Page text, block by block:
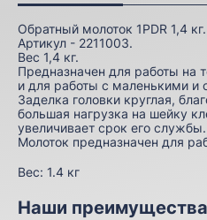
Обратный молоток 1PDR 1,4 кг.
Артикул - 2211003.
Вес 1,4 кг.
Предназначен для работы на
и для работы с маленькими и
Заделка головки круглая,
большая нагрузка на шейку
увеличивает срок его службы.
Молоток предназначен для
Вес: 1.4 кг
Наши